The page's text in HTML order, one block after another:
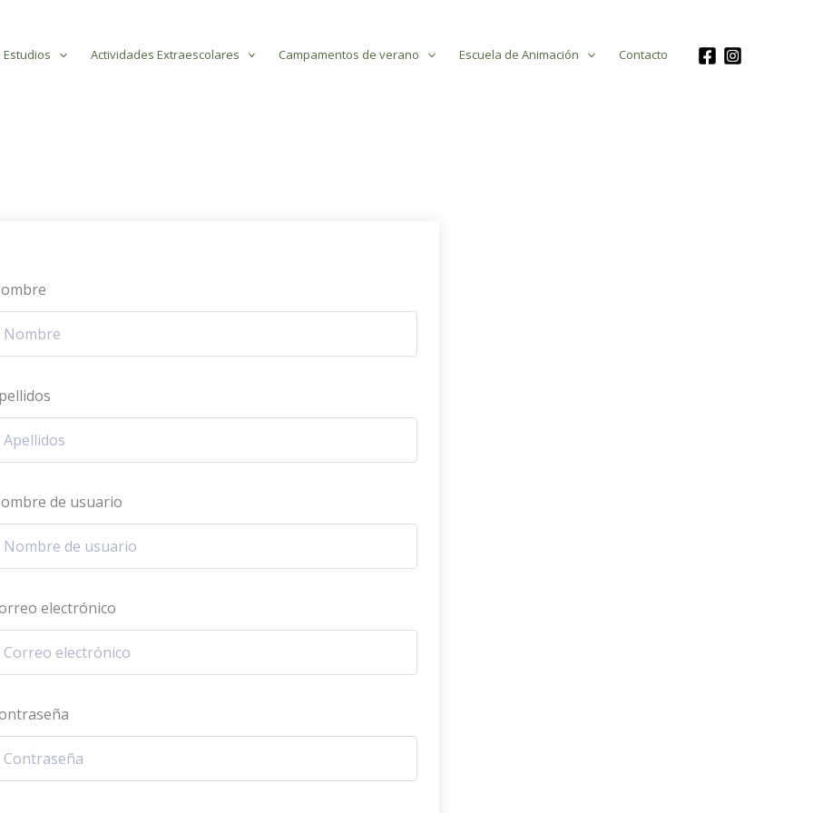
Actividades Extraescolares Campamentos de verano Escuela de Animación Contacto
de usuario
electrónico